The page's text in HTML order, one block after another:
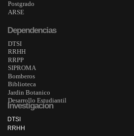
Postgrado
ARSE
Dependencias
DTSI
RRHH
RRPP
SIPROMA
Bomberos
Biblioteca
Jardin Botanico
Desarrollo Estudiantil
Investigacion
DTSI
RRHH